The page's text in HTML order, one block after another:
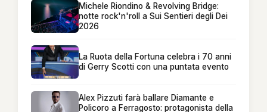
Michele Riondino & Revolving Bridge:
notte rock'n'roll a Sui Sentieri degli Dei
2026
La Ruota della Fortuna celebra i 70 anni
di Gerry Scotti con una puntata evento
Alex Pizzuti farà ballare Diamante e
Policoro a Ferragosto: protagonista della